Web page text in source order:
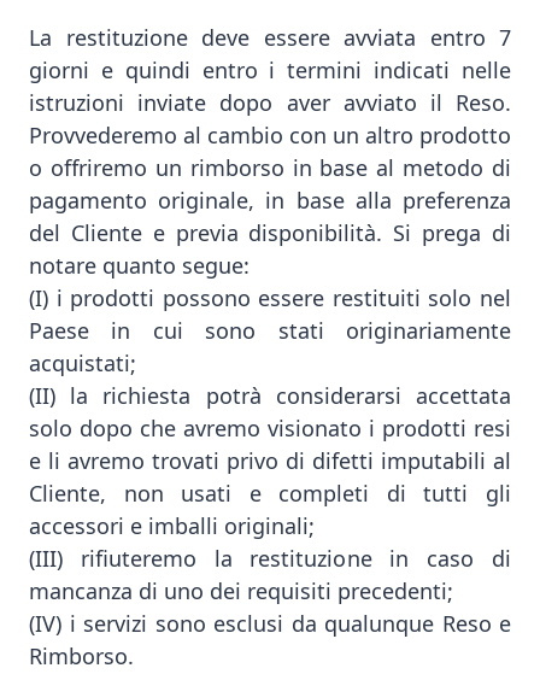
La restituzione deve essere avviata entro 7
giorni e quindi entro i termini indicati nelle
istruzioni inviate dopo aver avviato il Reso.
Provvederemo al cambio con un altro prodotto
o offriremo un rimborso in base al metodo di
pagamento originale, in base alla preferenza
del Cliente e previa disponibilità. Si prega di
notare quanto segue:
(I) i prodotti possono essere restituiti solo nel
Paese in cui sono stati originariamente
acquistati;
(II) la richiesta potrà considerarsi accettata
solo dopo che avremo visionato i prodotti resi
e li avremo trovati privo di difetti imputabili al
Cliente, non usati e completi di tutti gli
accessori e imballi originali;
(III) rifiuteremo la restituzione in caso di
mancanza di uno dei requisiti precedenti;
(IV) i servizi sono esclusi da qualunque Reso e
Rimborso.